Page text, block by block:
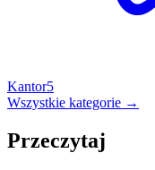
Kantor5
Wszystkie kategorie →
Przeczytaj